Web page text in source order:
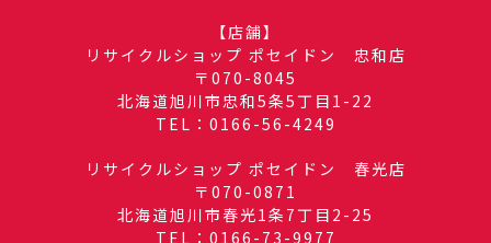
【店舗】
リサイクルショップ ポセイドン 忠和店
〒070-8045
北海道旭川市忠和5条5丁目1-22
TEL：0166-56-4249
リサイクルショップ ポセイドン 春光店
〒070-0871
北海道旭川市春光1条7丁目2-25
TEL：0166-73-9977